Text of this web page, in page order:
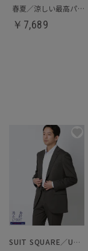
春夏／涼しい最高パンツ
￥ 7,689
SUIT SQUARE／UNIVERSAL LANGUAGE